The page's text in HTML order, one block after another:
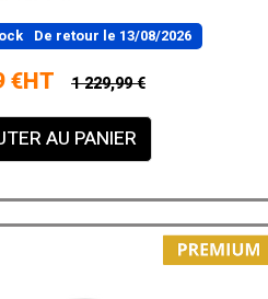
De retour le 13/08/2026
€HT 1 229,99 €
AU PANIER